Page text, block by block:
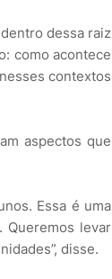
dessa raiz
como acontece
contextos
aspectos que
Essa é uma
Queremos levar
disse.